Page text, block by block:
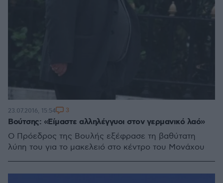
Βούτσης: «Είμαστε αλληλέγγυοι στον γερμανικό λαό»
Ο Πρόεδρος της Βουλής εξέφρασε τη βαθύτατη
λύπη του για το μακελειό στο κέντρο του Μονάχου
23.07.2016, 15:54 3